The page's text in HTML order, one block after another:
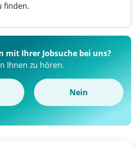
finden.
mit Ihrer Jobsuche bei uns?
Ihnen zu hören.
Nein